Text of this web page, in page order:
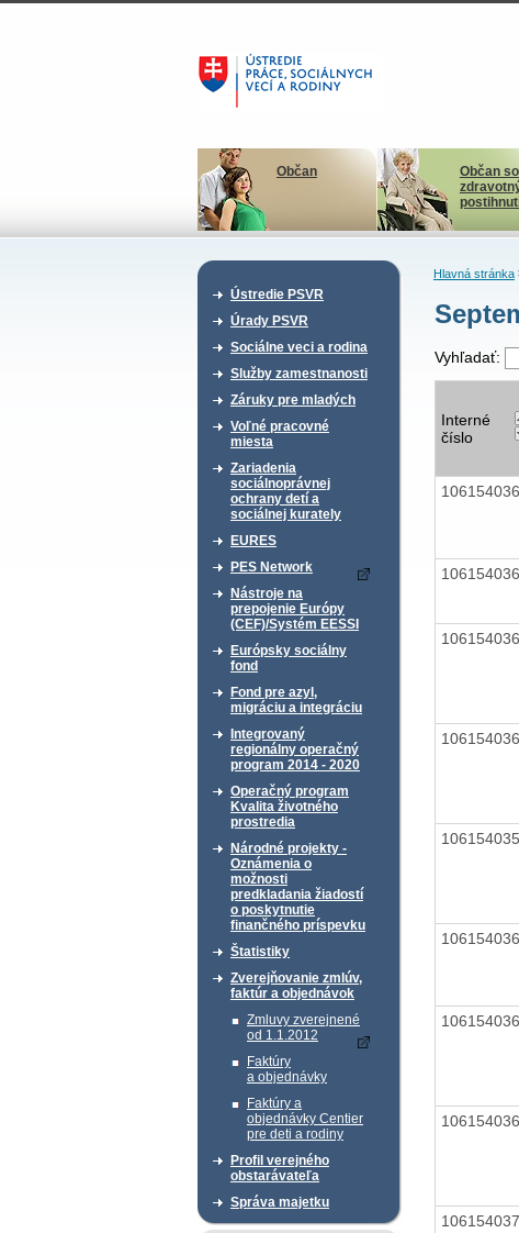
Občan
Občan so
Ústredie PSVR
Úrady PSVR
Sociálne veci a rodina
Služby zamestnanosti
Záruky pre mladých
Voľné pracovné
miesta
Zariadenia
sociálnoprávnej
ochrany detí a
sociálnej kurately
EURES
PES Network
Nástroje na
prepojenie Európy
(CEF)/Systém EESSI
Európsky sociálny
fond
Fond pre azyl,
migráciu a integráciu
Integrovaný
regionálny operačný
program 2014 - 2020
Operačný program
Kvalita životného
prostredia
Národné projekty -
Oznámenia o
možnosti
predkladania žiadostí
o poskytnutie
finančného príspevku
Štatistiky
Zverejňovanie zmlúv,
faktúr a objednávok
Zmluvy zverejnené
od 1.1.2012
Faktúry
a objednávky
Faktúry a
objednávky Centier
pre deti a rodiny
Profil verejného
obstarávateľa
Správa majetku
Hlavná stránka
Vyhľadať:
Interné
číslo